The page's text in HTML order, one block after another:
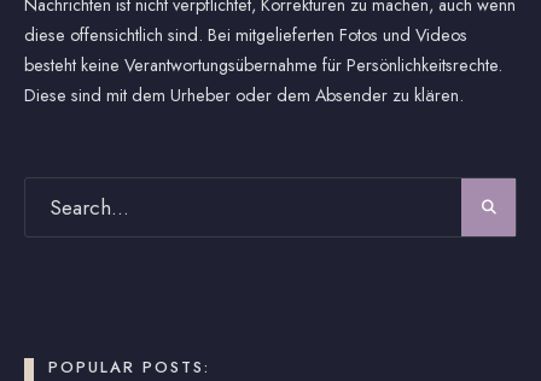
Nachrichten ist nicht verpflichtet, Korrekturen zu machen, auch wenn
diese offensichtlich sind. Bei mitgelieferten Fotos und Videos
besteht keine Verantwortungsübernahme für Persönlichkeitsrechte.
Diese sind mit dem Urheber oder dem Absender zu klären.
POPULAR POSTS: